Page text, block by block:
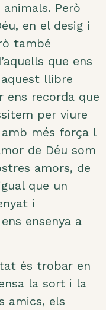
Però
en el desig i
també
que ens
llibre
ens recorda que
per viure
més força l
de Déu som
amors, de
que un
i
ensenya a
és trobar en
la sort i la
amics, els